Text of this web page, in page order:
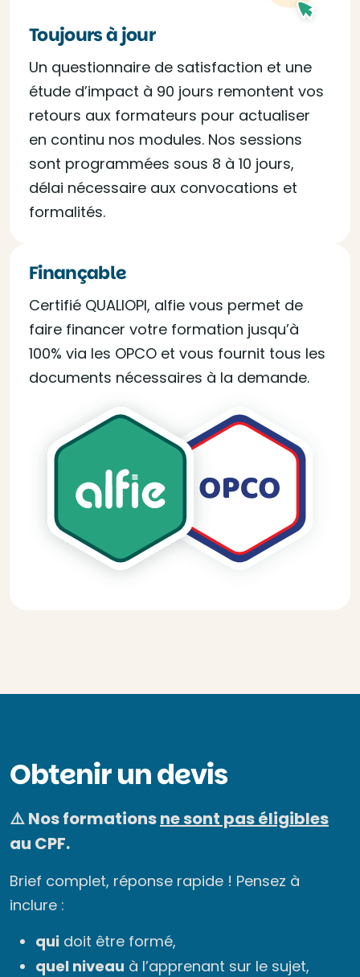
Toujours à jour
Un questionnaire de satisfaction et une
étude d’impact à 90 jours remontent vos
retours aux formateurs pour actualiser
en continu nos modules. Nos sessions
sont programmées sous 8 à 10 jours,
délai nécessaire aux convocations et
formalités.
Finançable
Certifié QUALIOPI, alfie vous permet de
faire financer votre formation jusqu’à
100% via les OPCO et vous fournit tous les
documents nécessaires à la demande.
Obtenir un devis
⚠️ Nos formationsne sont pas éligibles
au CPF.
Brief complet, réponse rapide ! Pensez à
inclure :
qui doit être formé,
quel niveau à l’apprenant sur le sujet,